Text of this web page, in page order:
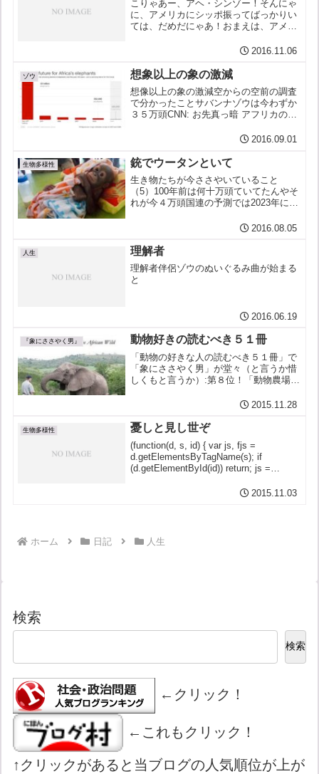
こりゃあー、アヘ・シンゾー！そんにゃ
に、アメリカにシッポ振ってばっかりい
ては、だめだにゃあ！おまえは、アメリ
ヌだ、国を滅ぼしてはいかーーーん！
2016.11.06
ゾウ 想象以上の象の激減
想像以上の象の激減空からの空前の調査
で分かったことサバンナゾウは今わずか
３５万頭CNN: お先真っ暗 アフリカの象
ンゾウは2002年から2013年の間に65%減
ではない...
2016.09.01
生物多様性 銃でウータンといて
生き物たちが今ささやいていること
（5）100年前は何十万頭ていてたんやそ
れが今４万頭国連の予測では2023年には
フィントン・ポスト）↓ ↓ ↓ ↓ ↓2016.08.05
人生 理解者
理解者伴侶ゾウのぬいぐるみ曲が始まる
と
2016.06.19
『象にささやく男』 動物好きの読むべき５１冊
「動物の好きな人の読むべき５１冊」で
「象にささやく男」が堂々（と言うか惜
しくもと言うか）:第８位！「動物農場」
けているが「野生の呼び声」（ジャッ
ン・メルヴィル）37位「...
2015.11.28
生物多様性 憂しと見し世ぞ
(function(d, s, id) { var js, fjs =
d.getElementsByTagName(s); if
(d.getElementById(id)) return; js =
2015.11.03
ホーム 日記 人生
検索
検索
←クリック！
←これもクリック！
↑クリックがあると当ブログの人気順位が上が